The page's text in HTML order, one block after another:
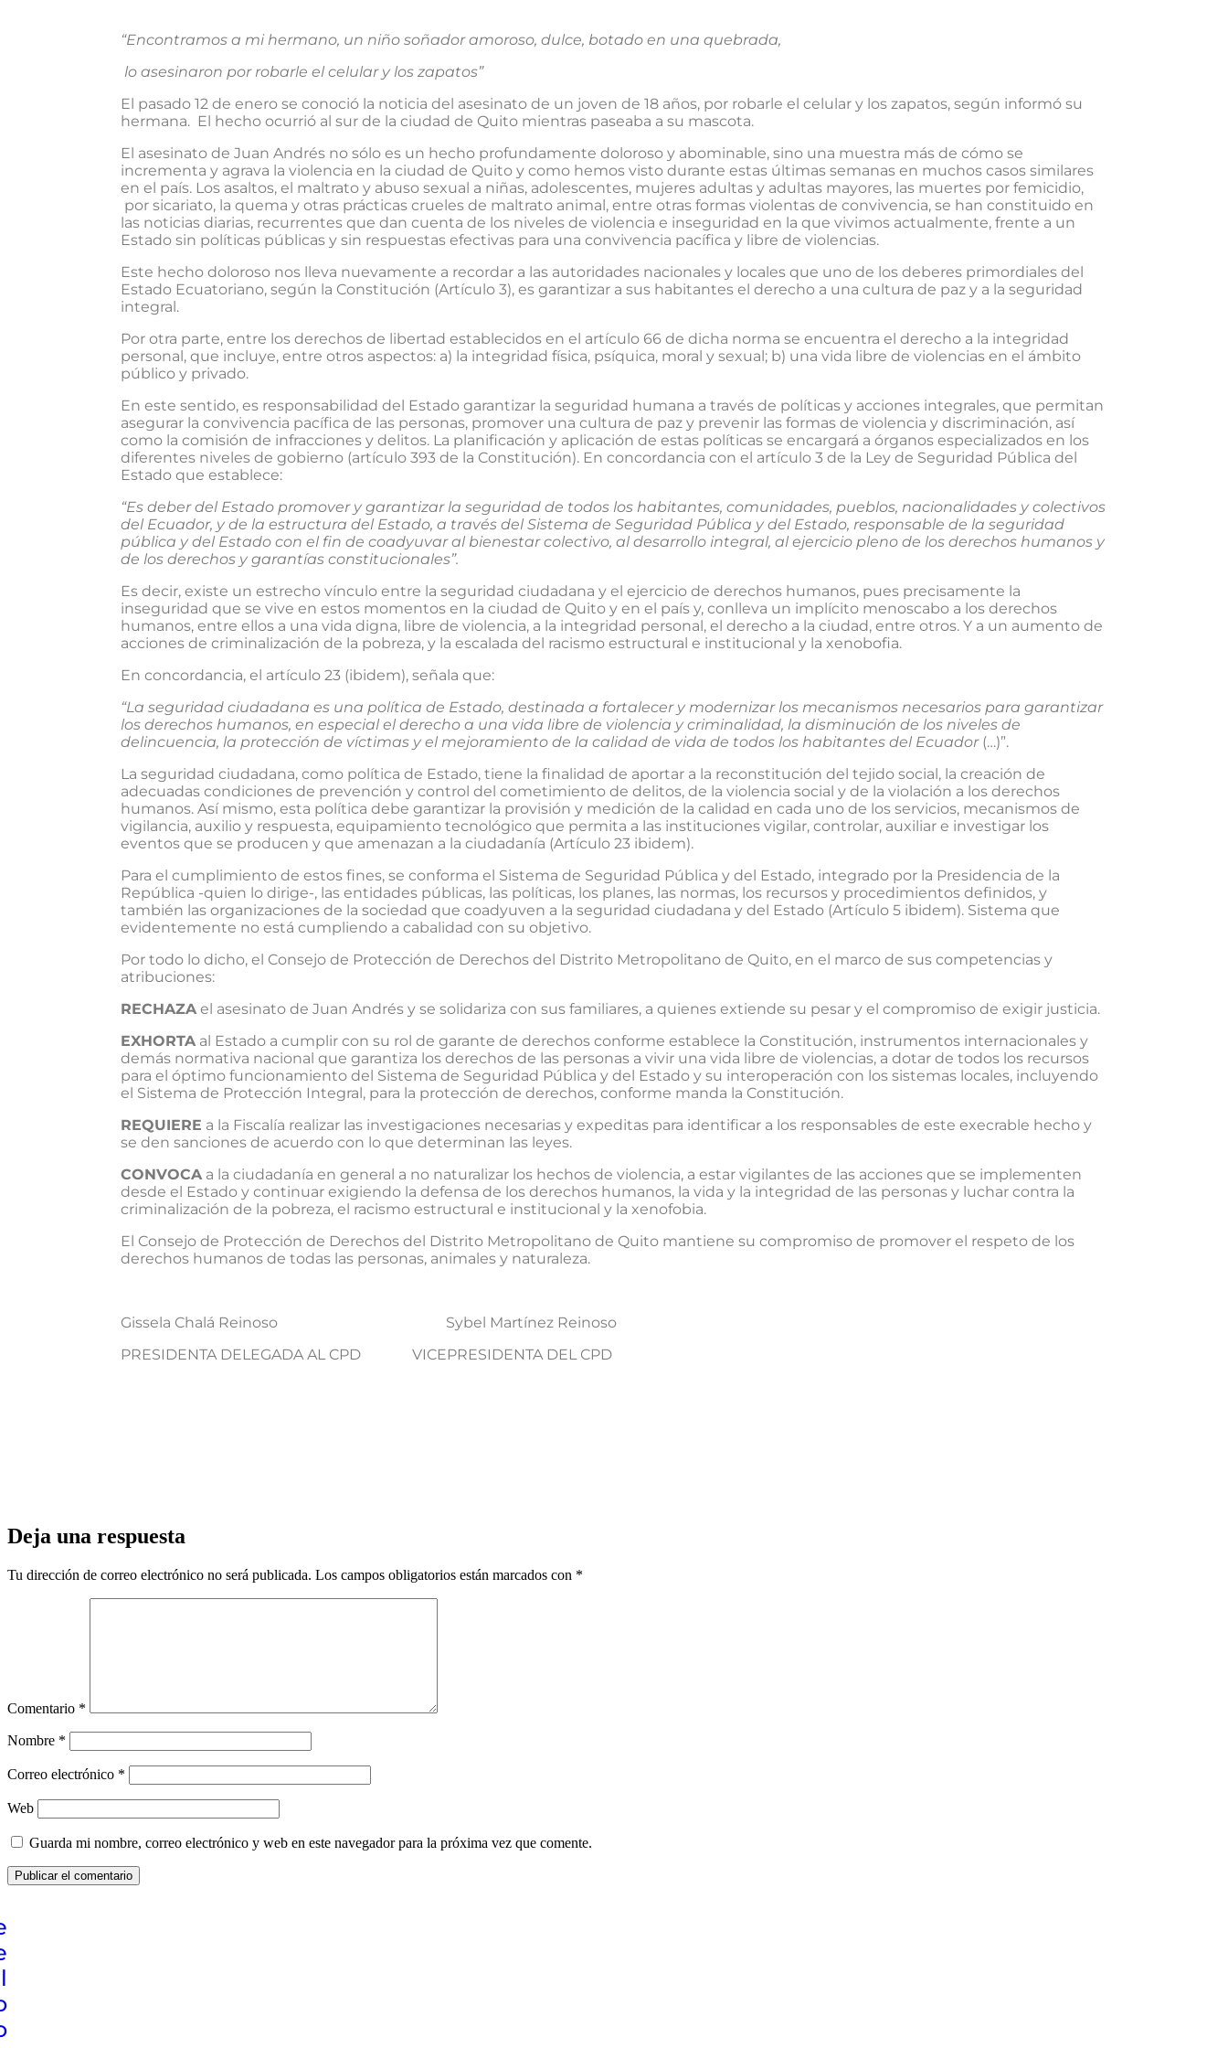
“Encontramos a mi hermano, un niño soñador amoroso, dulce, botado en una quebrada,
lo asesinaron por robarle el celular y los zapatos”
El pasado 12 de enero se conoció la noticia del asesinato de un joven de 18 años, por robarle el celular y los zapatos, según informó su
hermana. El hecho ocurrió al sur de la ciudad de Quito mientras paseaba a su mascota.
El asesinato de Juan Andrés no sólo es un hecho profundamente doloroso y abominable, sino una muestra más de cómo se
incrementa y agrava la violencia en la ciudad de Quito y como hemos visto durante estas últimas semanas en muchos casos similares
en el país. Los asaltos, el maltrato y abuso sexual a niñas, adolescentes, mujeres adultas y adultas mayores, las muertes por femicidio,
por sicariato, la quema y otras prácticas crueles de maltrato animal, entre otras formas violentas de convivencia, se han constituido en
las noticias diarias, recurrentes que dan cuenta de los niveles de violencia e inseguridad en la que vivimos actualmente, frente a un
Estado sin políticas públicas y sin respuestas efectivas para una convivencia pacífica y libre de violencias.
Este hecho doloroso nos lleva nuevamente a recordar a las autoridades nacionales y locales que uno de los deberes primordiales del
Estado Ecuatoriano, según la Constitución (Artículo 3), es garantizar a sus habitantes el derecho a una cultura de paz y a la seguridad
integral.
Por otra parte, entre los derechos de libertad establecidos en el artículo 66 de dicha norma se encuentra el derecho a la integridad
personal, que incluye, entre otros aspectos: a) la integridad física, psíquica, moral y sexual; b) una vida libre de violencias en el ámbito
público y privado.
En este sentido, es responsabilidad del Estado garantizar la seguridad humana a través de políticas y acciones integrales, que permitan
asegurar la convivencia pacífica de las personas, promover una cultura de paz y prevenir las formas de violencia y discriminación, así
como la comisión de infracciones y delitos. La planificación y aplicación de estas políticas se encargará a órganos especializados en los
diferentes niveles de gobierno (artículo 393 de la Constitución). En concordancia con el artículo 3 de la Ley de Seguridad Pública del
Estado que establece:
“Es deber del Estado promover y garantizar la seguridad de todos los habitantes, comunidades, pueblos, nacionalidades y colectivos
del Ecuador, y de la estructura del Estado, a través del Sistema de Seguridad Pública y del Estado, responsable de la seguridad
pública y del Estado con el fin de coadyuvar al bienestar colectivo, al desarrollo integral, al ejercicio pleno de los derechos humanos y
de los derechos y garantías constitucionales”.
Es decir, existe un estrecho vínculo entre la seguridad ciudadana y el ejercicio de derechos humanos, pues precisamente la
inseguridad que se vive en estos momentos en la ciudad de Quito y en el país y, conlleva un implícito menoscabo a los derechos
humanos, entre ellos a una vida digna, libre de violencia, a la integridad personal, el derecho a la ciudad, entre otros. Y a un aumento de
acciones de criminalización de la pobreza, y la escalada del racismo estructural e institucional y la xenobofia.
En concordancia, el artículo 23 (ibidem), señala que:
“La seguridad ciudadana es una política de Estado, destinada a fortalecer y modernizar los mecanismos necesarios para garantizar
los derechos humanos, en especial el derecho a una vida libre de violencia y criminalidad, la disminución de los niveles de
delincuencia, la protección de víctimas y el mejoramiento de la calidad de vida de todos los habitantes del Ecuador(…)”.
La seguridad ciudadana, como política de Estado, tiene la finalidad de aportar a la reconstitución del tejido social, la creación de
adecuadas condiciones de prevención y control del cometimiento de delitos, de la violencia social y de la violación a los derechos
humanos. Así mismo, esta política debe garantizar la provisión y medición de la calidad en cada uno de los servicios, mecanismos de
vigilancia, auxilio y respuesta, equipamiento tecnológico que permita a las instituciones vigilar, controlar, auxiliar e investigar los
eventos que se producen y que amenazan a la ciudadanía (Artículo 23 ibidem).
Para el cumplimiento de estos fines, se conforma el Sistema de Seguridad Pública y del Estado, integrado por la Presidencia de la
República -quien lo dirige-, las entidades públicas, las políticas, los planes, las normas, los recursos y procedimientos definidos, y
también las organizaciones de la sociedad que coadyuven a la seguridad ciudadana y del Estado (Artículo 5 ibidem). Sistema que
evidentemente no está cumpliendo a cabalidad con su objetivo.
Por todo lo dicho, el Consejo de Protección de Derechos del Distrito Metropolitano de Quito, en el marco de sus competencias y
atribuciones:
RECHAZAel asesinato de Juan Andrés y se solidariza con sus familiares, a quienes extiende su pesar y el compromiso de exigir justicia.
EXHORTAal Estado a cumplir con su rol de garante de derechos conforme establece la Constitución, instrumentos internacionales y
demás normativa nacional que garantiza los derechos de las personas a vivir una vida libre de violencias, a dotar de todos los recursos
para el óptimo funcionamiento del Sistema de Seguridad Pública y del Estado y su interoperación con los sistemas locales, incluyendo
el Sistema de Protección Integral, para la protección de derechos, conforme manda la Constitución.
REQUIERE a la Fiscalía realizar las investigaciones necesarias y expeditas para identificar a los responsables de este execrable hecho y
se den sanciones de acuerdo con lo que determinan las leyes.
CONVOCAa la ciudadanía en general a no naturalizar los hechos de violencia, a estar vigilantes de las acciones que se implementen
desde el Estado y continuar exigiendo la defensa de los derechos humanos, la vida y la integridad de las personas y luchar contra la
criminalización de la pobreza, el racismo estructural e institucional y la xenofobia.
El Consejo de Protección de Derechos del Distrito Metropolitano de Quito mantiene su compromiso de promover el respeto de los
derechos humanos de todas las personas, animales y naturaleza.
Gissela Chalá Reinoso Sybel Martínez Reinoso
PRESIDENTA DELEGADA AL CPD VICEPRESIDENTA DEL CPD
Deja una respuesta
Tu dirección de correo electrónico no será publicada. Los campos obligatorios están marcados con *
Comentario *
Nombre *
Correo electrónico *
Web
Guarda mi nombre, correo electrónico y web en este navegador para la próxima vez que comente.